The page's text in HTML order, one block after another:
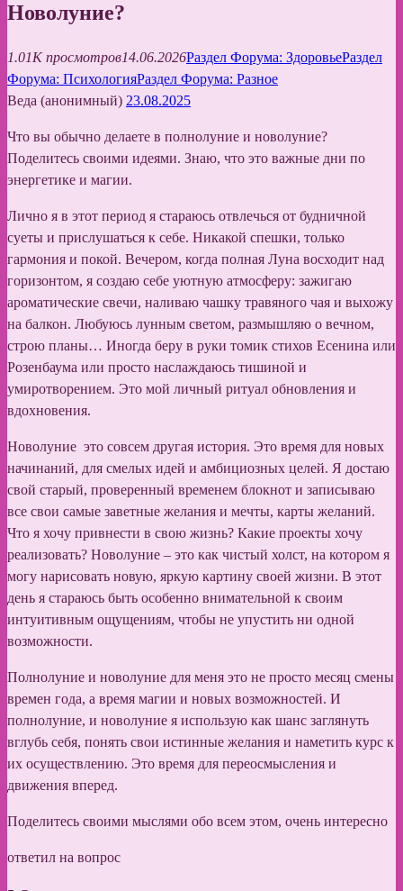
Новолуние?
1.01K просмотров14.06.2026Раздел Форума: ЗдоровьеРаздел
Форума: ПсихологияРаздел Форума: Разное
Веда (анонимный) 23.08.2025
Что вы обычно делаете в полнолуние и новолуние?
Поделитесь своими идеями. Знаю, что это важные дни по
энергетике и магии.
Лично я в этот период я стараюсь отвлечься от будничной
суеты и прислушаться к себе. Никакой спешки, только
гармония и покой. Вечером, когда полная Луна восходит над
горизонтом, я создаю себе уютную атмосферу: зажигаю
ароматические свечи, наливаю чашку травяного чая и выхожу
на балкон. Любуюсь лунным светом, размышляю о вечном,
строю планы… Иногда беру в руки томик стихов Есенина или
Розенбаума или просто наслаждаюсь тишиной и
умиротворением. Это мой личный ритуал обновления и
вдохновения.
Новолуние это совсем другая история. Это время для новых
начинаний, для смелых идей и амбициозных целей. Я достаю
свой старый, проверенный временем блокнот и записываю
все свои самые заветные желания и мечты, карты желаний.
Что я хочу привнести в свою жизнь? Какие проекты хочу
реализовать? Новолуние – это как чистый холст, на котором я
могу нарисовать новую, яркую картину своей жизни. В этот
день я стараюсь быть особенно внимательной к своим
интуитивным ощущениям, чтобы не упустить ни одной
возможности.
Полнолуние и новолуние для меня это не просто месяц смены
времен года, а время магии и новых возможностей. И
полнолуние, и новолуние я использую как шанс заглянуть
вглубь себя, понять свои истинные желания и наметить курс к
их осуществлению. Это время для переосмысления и
движения вперед.
Поделитесь своими мыслями обо всем этом, очень интересно
ответил на вопрос